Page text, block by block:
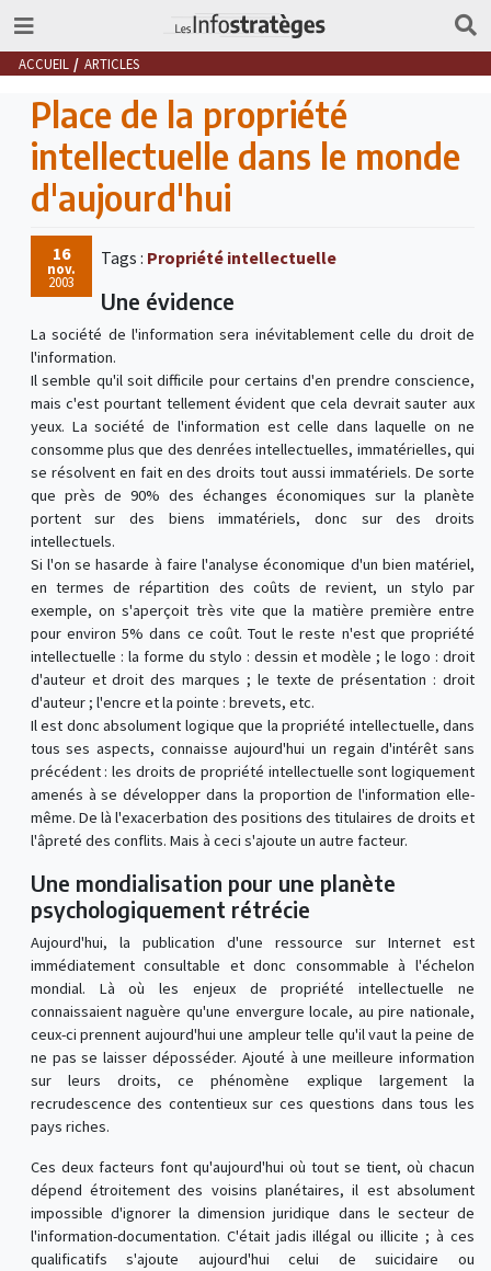
ACCUEIL ARTICLES
Place de la propriété
intellectuelle dans le monde
d'aujourd'hui
16
nov.
2003
Tags : Propriété intellectuelle
Une évidence
La société de l'information sera inévitablement celle du droit de
l'information.
Il semble qu'il soit difficile pour certains d'en prendre conscience,
mais c'est pourtant tellement évident que cela devrait sauter aux
yeux. La société de l'information est celle dans laquelle on ne
consomme plus que des denrées intellectuelles, immatérielles, qui
se résolvent en fait en des droits tout aussi immatériels. De sorte
que près de 90% des échanges économiques sur la planète
portent sur des biens immatériels, donc sur des droits
intellectuels.
Si l'on se hasarde à faire l'analyse économique d'un bien matériel,
en termes de répartition des coûts de revient, un stylo par
exemple, on s'aperçoit très vite que la matière première entre
pour environ 5% dans ce coût. Tout le reste n'est que propriété
intellectuelle : la forme du stylo : dessin et modèle ; le logo : droit
d'auteur et droit des marques ; le texte de présentation : droit
d'auteur ; l'encre et la pointe : brevets, etc.
Il est donc absolument logique que la propriété intellectuelle, dans
tous ses aspects, connaisse aujourd'hui un regain d'intérêt sans
précédent : les droits de propriété intellectuelle sont logiquement
amenés à se développer dans la proportion de l'information elle-
même. De là l'exacerbation des positions des titulaires de droits et
l'âpreté des conflits. Mais à ceci s'ajoute un autre facteur.
Une mondialisation pour une planète
psychologiquement rétrécie
Aujourd'hui, la publication d'une ressource sur Internet est
immédiatement consultable et donc consommable à l'échelon
mondial. Là où les enjeux de propriété intellectuelle ne
connaissaient naguère qu'une envergure locale, au pire nationale,
ceux-ci prennent aujourd'hui une ampleur telle qu'il vaut la peine de
ne pas se laisser déposséder. Ajouté à une meilleure information
sur leurs droits, ce phénomène explique largement la
recrudescence des contentieux sur ces questions dans tous les
pays riches.
Ces deux facteurs font qu'aujourd'hui où tout se tient, où chacun
dépend étroitement des voisins planétaires, il est absolument
impossible d'ignorer la dimension juridique dans le secteur de
l'information-documentation. C'était jadis illégal ou illicite ; à ces
qualificatifs s'ajoute aujourd'hui celui de suicidaire ou